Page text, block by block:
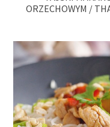
ORZECHOWYM /